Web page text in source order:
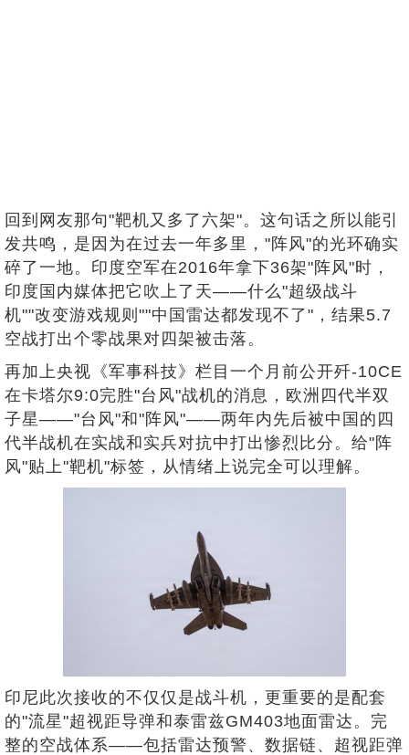
回到网友那句"靶机又多了六架"。这句话之所以能引
发共鸣，是因为在过去一年多里，"阵风"的光环确实
碎了一地。印度空军在2016年拿下36架"阵风"时，
印度国内媒体把它吹上了天——什么"超级战斗
机""改变游戏规则""中国雷达都发现不了"，结果5.7
空战打出个零战果对四架被击落。
再加上央视《军事科技》栏目一个月前公开歼-10CE
在卡塔尔9:0完胜"台风"战机的消息，欧洲四代半双
子星——"台风"和"阵风"——两年内先后被中国的四
代半战机在实战和实兵对抗中打出惨烈比分。给"阵
风"贴上"靶机"标签，从情绪上说完全可以理解。
印尼此次接收的不仅仅是战斗机，更重要的是配套
的"流星"超视距导弹和泰雷兹GM403地面雷达。完
整的空战体系——包括雷达预警、数据链、超视距弹